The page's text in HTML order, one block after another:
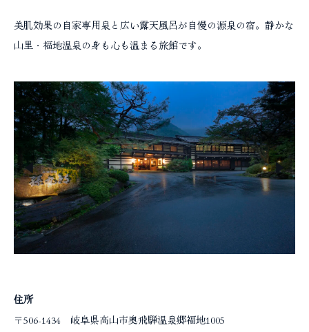
美肌効果の自家専用泉と広い露天風呂が自慢の源泉の宿。静かな
山里・福地温泉の身も心も温まる旅館です。
住所
〒506-1434 岐阜県高山市奥飛騨温泉郷福地1005